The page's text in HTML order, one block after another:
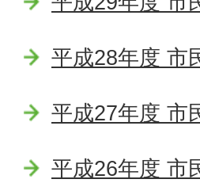
平成28年度 市
平成27年度 市
平成26年度 市